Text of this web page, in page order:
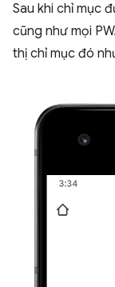
Sau khi chỉ mục
cũng như mọi
thị chỉ mục đó